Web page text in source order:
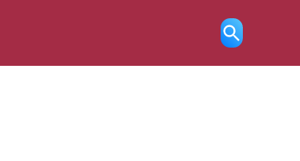
Ricerca
aperta